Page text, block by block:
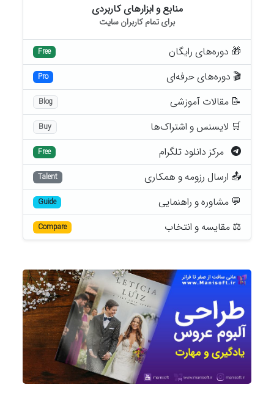
منابع و ابزارهای کاربردی
برای تمام کاربران سایت
🎁 دوره‌های رایگان Free
🎬 دوره‌های حرفه‌ای Pro
📝 مقالات آموزشی Blog
🛒 لایسنس و اشتراک‌ها Buy
مرکز دانلود تلگرام Free
📤 ارسال رزومه و همکاری Talent
💬 مشاوره و راهنمایی Guide
⚖️ مقایسه و انتخاب Compare